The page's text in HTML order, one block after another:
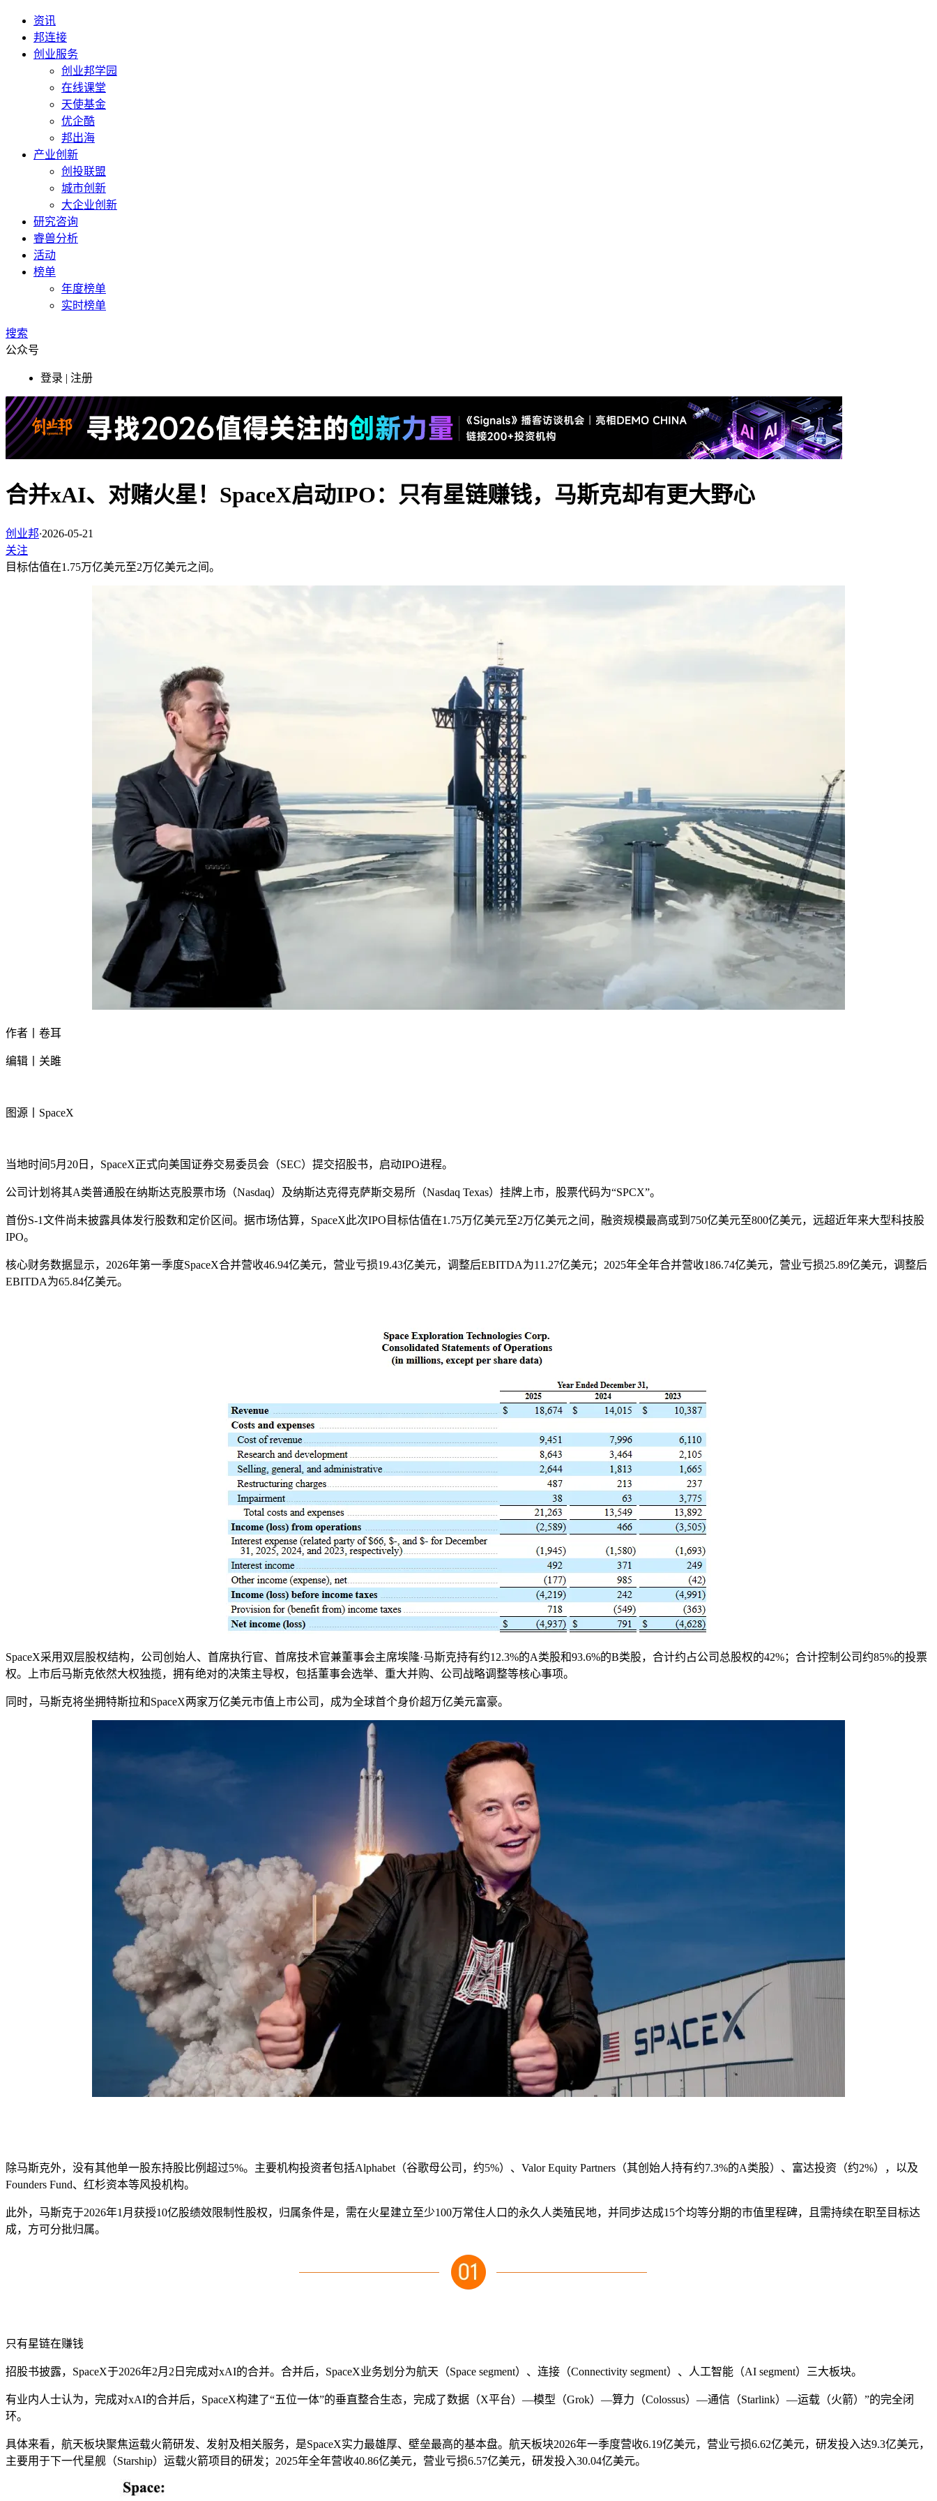
资讯
邦连接
创业服务
创业邦学园
在线课堂
天使基金
优企酷
邦出海
产业创新
创投联盟
城市创新
大企业创新
研究咨询
睿兽分析
活动
榜单
年度榜单
实时榜单
搜索
公众号
登录 | 注册
合并xAI、对赌火星！SpaceX启动IPO：只有星链赚钱，马斯克却有更大野心
创业邦·2026-05-21
关注
目标估值在1.75万亿美元至2万亿美元之间。
作者丨卷耳
编辑丨关雎
图源丨SpaceX
当地时间5月20日，SpaceX正式向美国证券交易委员会（SEC）提交招股书，启动IPO进程。
公司计划将其A类普通股在纳斯达克股票市场（Nasdaq）及纳斯达克得克萨斯交易所（Nasdaq Texas）挂牌上市，股票代码为“SPCX”。
首份S-1文件尚未披露具体发行股数和定价区间。据市场估算，SpaceX此次IPO目标估值在1.75万亿美元至2万亿美元之间，融资规模最高或到750亿美元至800亿美元，远超近年来大型科技股
IPO。
核心财务数据显示，2026年第一季度SpaceX合并营收46.94亿美元，营业亏损19.43亿美元，调整后EBITDA为11.27亿美元；2025年全年合并营收186.74亿美元，营业亏损25.89亿美元，调整后
EBITDA为65.84亿美元。
SpaceX采用双层股权结构，公司创始人、首席执行官、首席技术官兼董事会主席埃隆·马斯克持有约12.3%的A类股和93.6%的B类股，合计约占公司总股权的42%；合计控制公司约85%的投票
权。上市后马斯克依然大权独揽，拥有绝对的决策主导权，包括董事会选举、重大并购、公司战略调整等核心事项。
同时，马斯克将坐拥特斯拉和SpaceX两家万亿美元市值上市公司，成为全球首个身价超万亿美元富豪。
除马斯克外，没有其他单一股东持股比例超过5%。主要机构投资者包括Alphabet（谷歌母公司，约5%）、Valor Equity Partners（其创始人持有约7.3%的A类股）、富达投资（约2%），以及
Founders Fund、红杉资本等风投机构。
此外，马斯克于2026年1月获授10亿股绩效限制性股权，归属条件是，需在火星建立至少100万常住人口的永久人类殖民地，并同步达成15个均等分期的市值里程碑，且需持续在职至目标达
成，方可分批归属。
只有星链在赚钱
招股书披露，SpaceX于2026年2月2日完成对xAI的合并。合并后，SpaceX业务划分为航天（Space segment）、连接（Connectivity segment）、人工智能（AI segment）三大板块。
有业内人士认为，完成对xAI的合并后，SpaceX构建了“五位一体”的垂直整合生态，完成了数据（X平台）—模型（Grok）—算力（Colossus）—通信（Starlink）—运载（火箭）”的完全闭
环。
具体来看，航天板块聚焦运载火箭研发、发射及相关服务，是SpaceX实力最雄厚、壁垒最高的基本盘。航天板块2026年一季度营收6.19亿美元，营业亏损6.62亿美元，研发投入达9.3亿美元，
主要用于下一代星舰（Starship）运载火箭项目的研发；2025年全年营收40.86亿美元，营业亏损6.57亿美元，研发投入30.04亿美元。